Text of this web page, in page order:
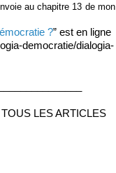
au chapitre 13 de mon
?” est en ligne
democratie/dialogia-
LES ARTICLES